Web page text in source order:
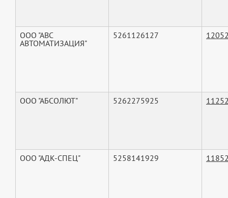
ООО "АВС
АВТОМАТИЗАЦИЯ"
5261126127
ООО "АБСОЛЮТ" 5262275925
ООО "АДК-СПЕЦ" 5258141929